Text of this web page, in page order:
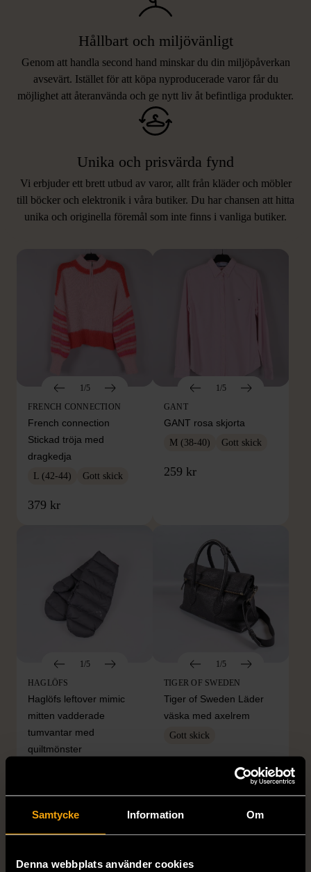
Samtycke Information Om
Denna webbplats använder cookies
Hållbart och miljövänligt
Genom att handla second hand minskar du din miljöpåverkan
avsevärt. Istället för att köpa nyproducerade varor får du
möjlighet att återanvända och ge nytt liv åt befintliga produkter.
Unika och prisvärda fynd
Vi erbjuder ett brett utbud av varor, allt från kläder och möbler
till böcker och elektronik i våra butiker. Du har chansen att hitta
unika och originella föremål som inte finns i vanliga butiker.
LIKNANDE PRODUKTER
Hitta produkter som påminner om denna
1/5
FRENCH CONNECTION
French connection
Stickad tröja med
dragkedja
L (42-44) Gott skick
379 kr
1/5
GANT
GANT rosa skjorta
M (38-40) Gott skick
259 kr
1/5
HAGLÖFS
Haglöfs leftover mimic
mitten vadderade
tumvantar med
quiltmönster
199 kr
1/5
TIGER OF SWEDEN
Tiger of Sweden Läder
väska med axelrem
Gott skick